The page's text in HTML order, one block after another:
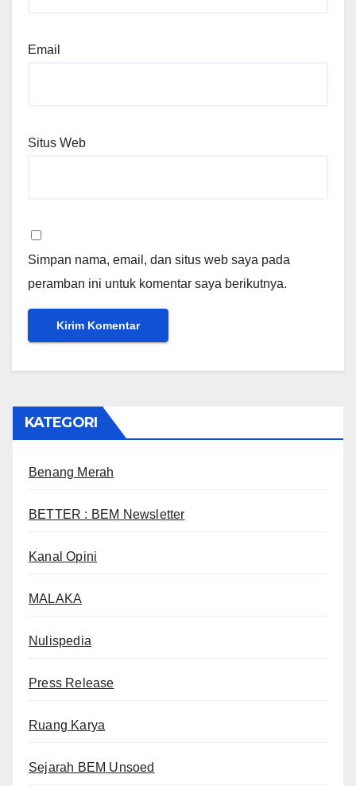
Email
Situs Web
Simpan nama, email, dan situs web saya pada
peramban ini untuk komentar saya berikutnya.
KATEGORI
Benang Merah
BETTER : BEM Newsletter
Kanal Opini
MALAKA
Nulispedia
Press Release
Ruang Karya
Sejarah BEM Unsoed